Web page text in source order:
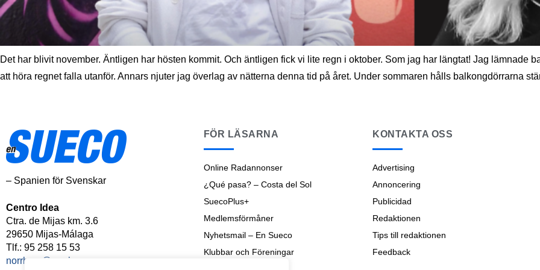
Det har blivit november. Äntligen har hösten kommit. Och äntligen fick vi lite regn i oktober. Som jag har längtat! Jag lämnade
att höra regnet falla utanför. Annars njuter jag överlag av nätterna denna tid på året. Under sommaren hålls balkongdörrarna
– Spanien för Svenskar
Centro Idea
Ctra. de Mijas km. 3.6
29650 Mijas-Málaga
Tlf.: 95 258 15 53
norrbom@norrbom.com
FÖR LÄSARNA
Online Radannonser
¿Qué pasa? – Costa del Sol
SuecoPlus+
Medlemsförmåner
Nyhetsmail – En Sueco
Klubbar och Föreningar
KONTAKTA OSS
Advertising
Annoncering
Publicidad
Redaktionen
Tips till redaktionen
Feedback